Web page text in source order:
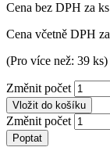
Cena bez DPH za
Cena včetně DPH
(Pro více než: 39 ks)
Změnit počet
Vložit do košíku
Změnit počet
Poptat